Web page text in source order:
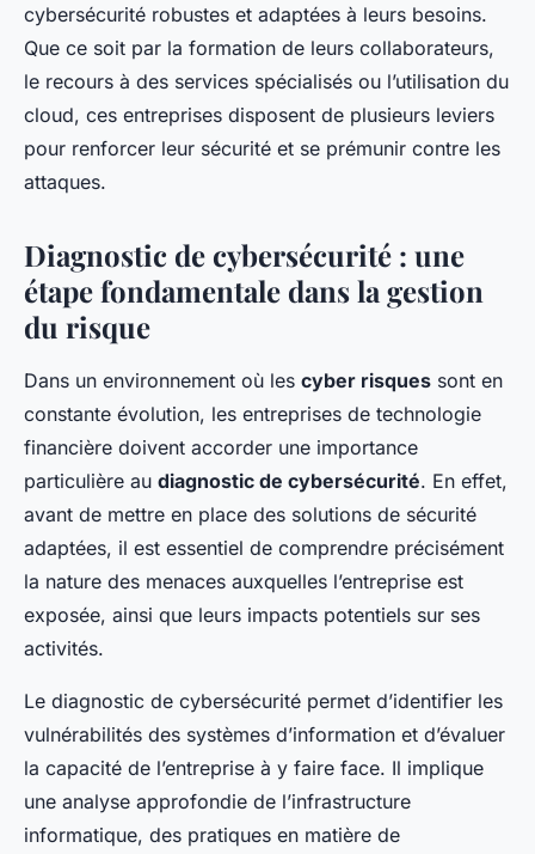
cybersécurité robustes et adaptées à leurs besoins.
Que ce soit par la formation de leurs collaborateurs,
le recours à des services spécialisés ou l’utilisation du
cloud, ces entreprises disposent de plusieurs leviers
pour renforcer leur sécurité et se prémunir contre les
attaques.
Diagnostic de cybersécurité : une
étape fondamentale dans la gestion
du risque
Dans un environnement où les cyber risques sont en
constante évolution, les entreprises de technologie
financière doivent accorder une importance
particulière au diagnostic de cybersécurité. En effet,
avant de mettre en place des solutions de sécurité
adaptées, il est essentiel de comprendre précisément
la nature des menaces auxquelles l’entreprise est
exposée, ainsi que leurs impacts potentiels sur ses
activités.
Le diagnostic de cybersécurité permet d’identifier les
vulnérabilités des systèmes d’information et d’évaluer
la capacité de l’entreprise à y faire face. Il implique
une analyse approfondie de l’infrastructure
informatique, des pratiques en matière de